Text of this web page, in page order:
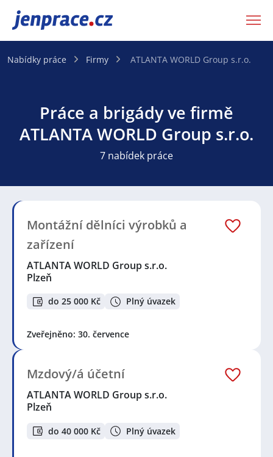
JenPráce.cz
Nabídky práce Firmy ATLANTA WORLD Group s.r.o.
Práce a brigády ve firmě
ATLANTA WORLD Group s.r.o.
7 nabídek práce
Montážní dělníci výrobků a
zařízení
ATLANTA WORLD Group s.r.o.
Plzeň
do 25 000 Kč Plný úvazek
Zveřejněno: 30. července
Mzdový/á účetní
ATLANTA WORLD Group s.r.o.
Plzeň
do 40 000 Kč Plný úvazek